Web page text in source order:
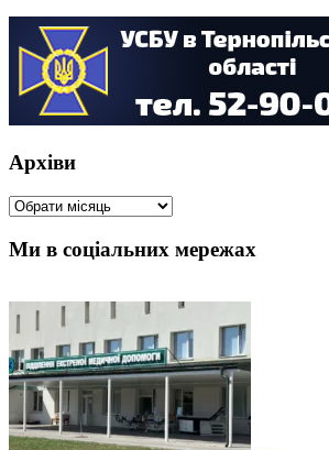
Архіви
Архіви
Ми в соціальних мережах